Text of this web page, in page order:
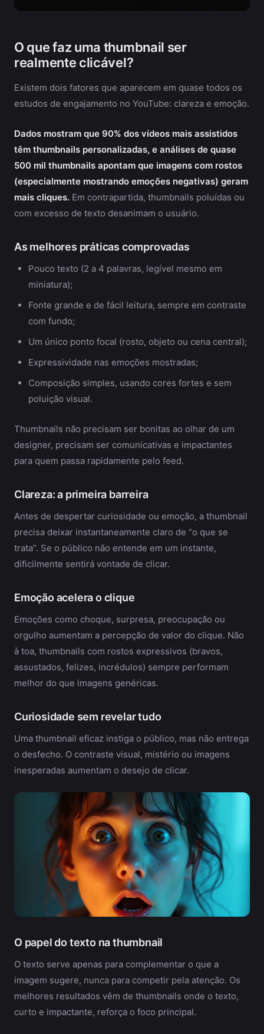
O que faz uma thumbnail ser
realmente clicável?
Existem dois fatores que aparecem em quase todos os
estudos de engajamento no YouTube: clareza e emoção.
Dados mostram que 90% dos vídeos mais assistidos
têm thumbnails personalizadas, e análises de quase
500 mil thumbnails apontam que imagens com rostos
(especialmente mostrando emoções negativas) geram
mais cliques. Em contrapartida, thumbnails poluídas ou
com excesso de texto desanimam o usuário.
As melhores práticas comprovadas
Pouco texto (2 a 4 palavras, legível mesmo em
miniatura);
Fonte grande e de fácil leitura, sempre em contraste
com fundo;
Um único ponto focal (rosto, objeto ou cena central);
Expressividade nas emoções mostradas;
Composição simples, usando cores fortes e sem
poluição visual.
Thumbnails não precisam ser bonitas ao olhar de um
designer, precisam ser comunicativas e impactantes
para quem passa rapidamente pelo feed.
Clareza: a primeira barreira
Antes de despertar curiosidade ou emoção, a thumbnail
precisa deixar instantaneamente claro de “o que se
trata”. Se o público não entende em um instante,
dificilmente sentirá vontade de clicar.
Emoção acelera o clique
Emoções como choque, surpresa, preocupação ou
orgulho aumentam a percepção de valor do clique. Não
à toa, thumbnails com rostos expressivos (bravos,
assustados, felizes, incrédulos) sempre performam
melhor do que imagens genéricas.
Curiosidade sem revelar tudo
Uma thumbnail eficaz instiga o público, mas não entrega
o desfecho. O contraste visual, mistério ou imagens
inesperadas aumentam o desejo de clicar.
O papel do texto na thumbnail
O texto serve apenas para complementar o que a
imagem sugere, nunca para competir pela atenção. Os
melhores resultados vêm de thumbnails onde o texto,
curto e impactante, reforça o foco principal.